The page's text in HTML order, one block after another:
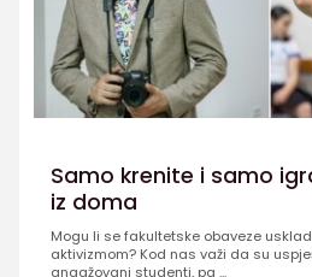
Samo krenite i samo
iz doma
Mogu li se fakultetske obaveze
aktivizmom? Kod nas važi da su
angažovani studenti, pa ...